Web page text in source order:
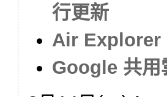
行更新
Air Explorer
Google 共用